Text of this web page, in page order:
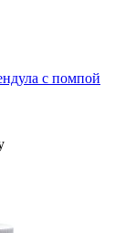
с помпой